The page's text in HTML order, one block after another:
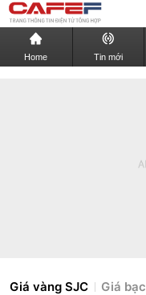
Home Tin mới
Giá vàng SJC Giá bạc